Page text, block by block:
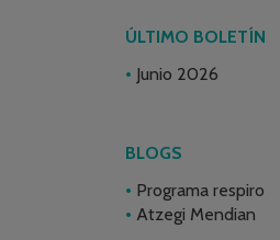
ÚLTIMO BOLETÍN
Junio 2026
BLOGS
Programa respiro
Atzegi Mendian